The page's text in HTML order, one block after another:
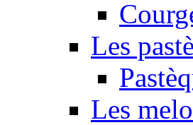
Les
Les